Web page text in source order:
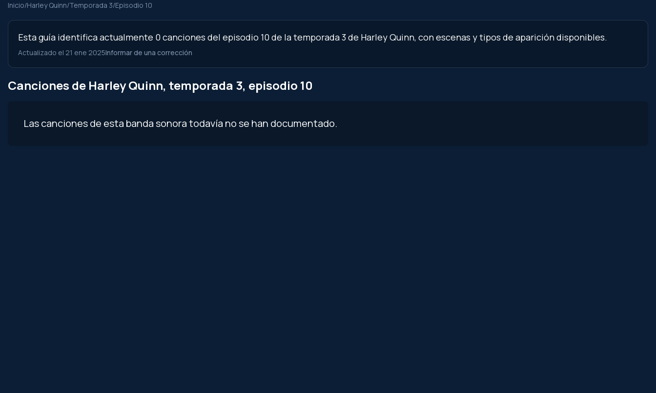
Inicio/Harley Quinn/Temporada 3/Episodio 10
Esta guía identifica actualmente 0 canciones del episodio 10 de la temporada 3 de Harley Quinn, con escenas y tipos de aparición disponibles.
Actualizado el 21 ene 2025Informar de una corrección
Canciones de Harley Quinn, temporada 3, episodio 10
Las canciones de esta banda sonora todavía no se han documentado.